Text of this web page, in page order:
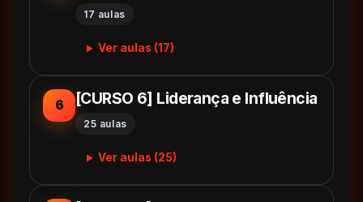
17 aulas
Ver aulas (17)
6 [CURSO 6] Liderança e Influência
25 aulas
Ver aulas (25)